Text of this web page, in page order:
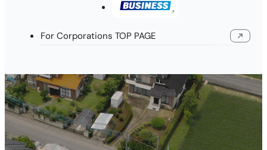
Open in a new window
For Corporations TOP PAGE
Open in a new window